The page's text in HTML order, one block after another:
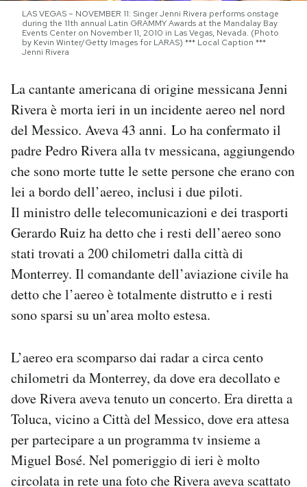
NEWSLETTER
SHOP
CALENDARIO
AREA PERSONALE
Notifiche mobile
Regala il Post
Hai bisogno di aiuto?
Esci
LAS VEGAS – NOVEMBER 11: Singer Jenni Rivera performs onstage
during the 11th annual Latin GRAMMY Awards at the Mandalay Bay
Events Center on November 11, 2010 in Las Vegas, Nevada. (Photo
by Kevin Winter/Getty Images for LARAS) *** Local Caption ***
Jenni Rivera
La cantante americana di origine messicana Jenni
Rivera è morta ieri in un incidente aereo nel nord
del Messico. Aveva 43 anni. Lo ha confermato il
padre Pedro Rivera alla tv messicana, aggiungendo
che sono morte tutte le sette persone che erano con
lei a bordo dell’aereo, inclusi i due piloti.
Il ministro delle telecomunicazioni e dei trasporti
Gerardo Ruiz ha detto che i resti dell’aereo sono
stati trovati a 200 chilometri dalla città di
Monterrey. Il comandante dell’aviazione civile ha
detto che l’aereo è totalmente distrutto e i resti
sono sparsi su un’area molto estesa.
L’aereo era scomparso dai radar a circa cento
chilometri da Monterrey, da dove era decollato e
dove Rivera aveva tenuto un concerto. Era diretta a
Toluca, vicino a Città del Messico, dove era attesa
per partecipare a un programma tv insieme a
Miguel Bosé. Nel pomeriggio di ieri è molto
circolata in rete una foto che Rivera aveva scattato